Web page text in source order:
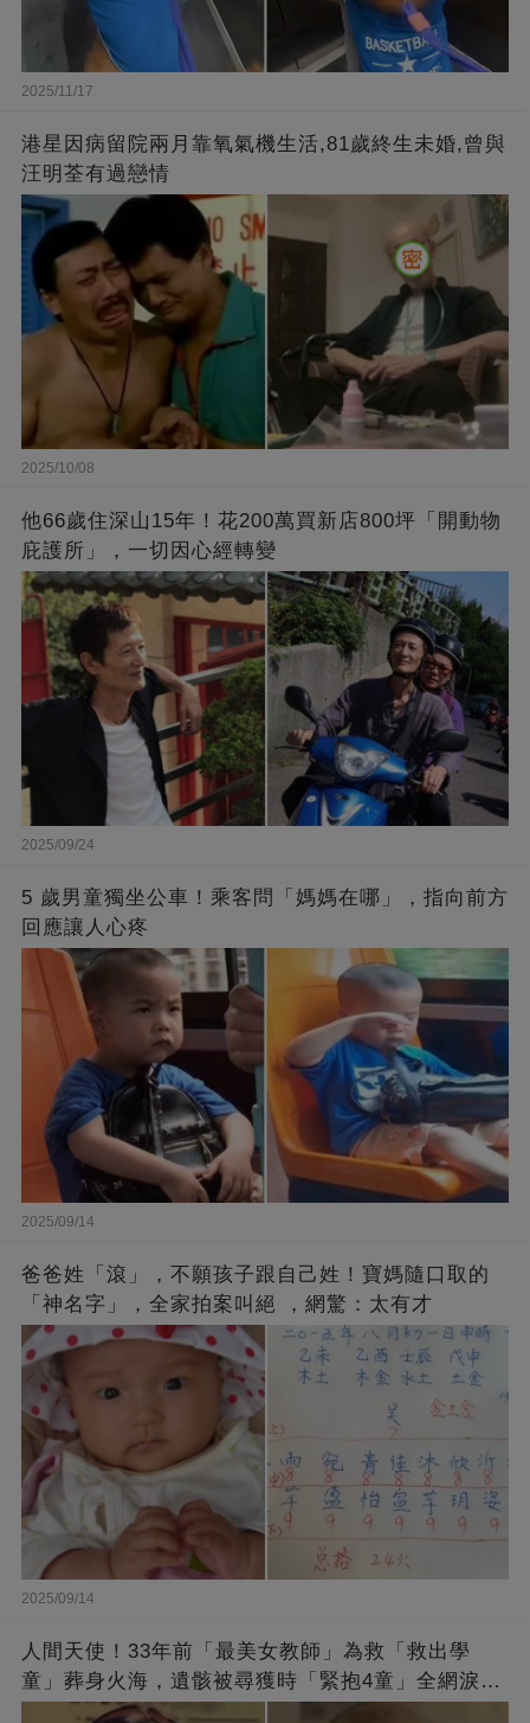
2025/11/17
港星因病留院兩月靠氧氣機生活,81歲終生未婚,曾與
汪明荃有過戀情
2025/10/08
他66歲住深山15年！花200萬買新店800坪「開動物
庇護所」，一切因心經轉變
2025/09/24
5 歲男童獨坐公車！乘客問「媽媽在哪」，指向前方
回應讓人心疼
2025/09/14
爸爸姓「滾」，不願孩子跟自己姓！寶媽隨口取的
「神名字」，全家拍案叫絕 ，網驚：太有才
2025/09/14
人間天使！33年前「最美女教師」為救「救出學
童」葬身火海，遺骸被尋獲時「緊抱4童」全網淚
崩：真正的英雄不該被遺忘